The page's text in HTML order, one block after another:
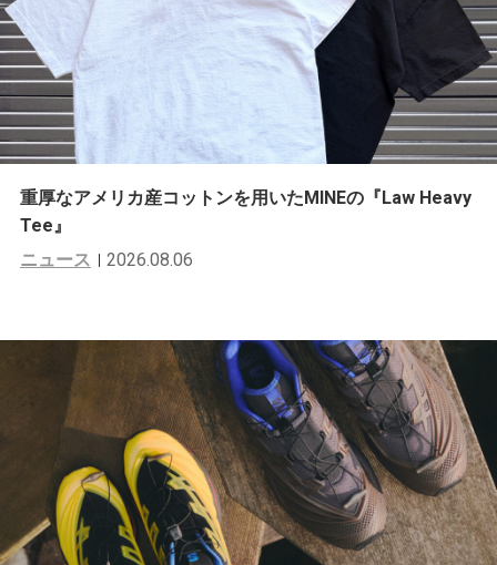
重厚なアメリカ産コットンを用いたMINEの『Law Heavy
Tee』
ニュース
2026.08.06